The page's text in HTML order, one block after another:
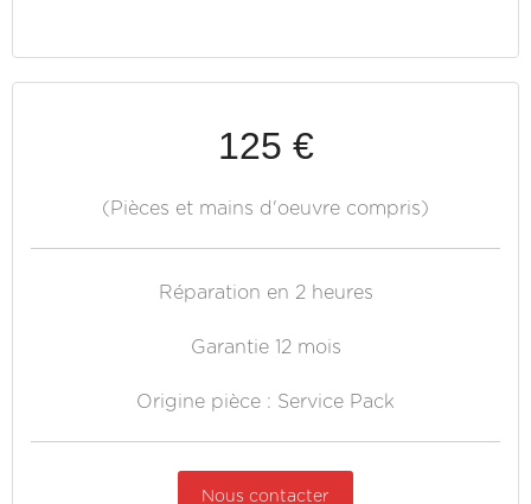
125 €
(Pièces et mains d'oeuvre compris)
Réparation en 2 heures
Garantie 12 mois
Origine pièce : Service Pack
Nous contacter